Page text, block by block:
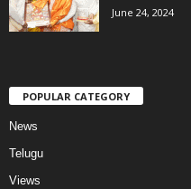
June 24, 2024
POPULAR CATEGORY
News
Telugu
Views